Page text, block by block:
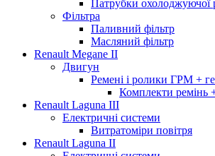
Патрубки охолоджуючої
Фільтра
Паливний фільтр
Масляний фільтр
Renault Megane II
Двигун
Ремені і ролики ГРМ +
Комплекти ремінь
Renault Laguna III
Електричні системи
Витратоміри повітря
Renault Laguna II